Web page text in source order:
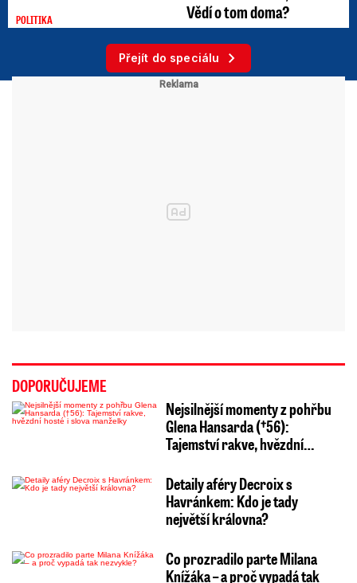
POLITIKA
Vědí o tom doma?
Přejít do speciálu
DOPORUČUJEME
Nejsilnější momenty z pohřbu
Glena Hansarda (†56):
Tajemství rakve, hvězdní…
Detaily aféry Decroix s
Havránkem: Kdo je tady
největší královna?
Co prozradilo parte Milana
Knížáka – a proč vypadá tak